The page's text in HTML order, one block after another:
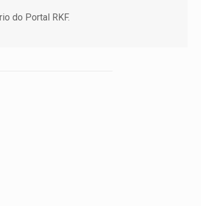
do Portal RKF.